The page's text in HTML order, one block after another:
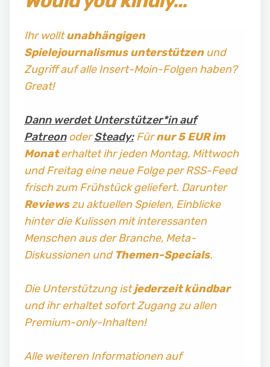
Ihr wolltunabhängigen
Spielejournalismus unterstützenund
Zugriff auf alle Insert-Moin-Folgen haben?
Great!
Dann werdet Unterstützer*in auf
PatreonoderSteady:Fürnur 5 EUR im
Monaterhaltet ihr jeden Montag, Mittwoch
und Freitag eine neue Folge per RSS-Feed
frisch zum Frühstück geliefert. Darunter
Reviewszu aktuellen Spielen, Einblicke
hinter die Kulissen mit interessanten
Menschen aus der Branche, Meta-
Diskussionen und Themen-Specials.
Die Unterstützung istjederzeit kündbar
und ihr erhaltet sofort Zugang zu allen
Premium-only-Inhalten!
Alle weiteren Informationen auf